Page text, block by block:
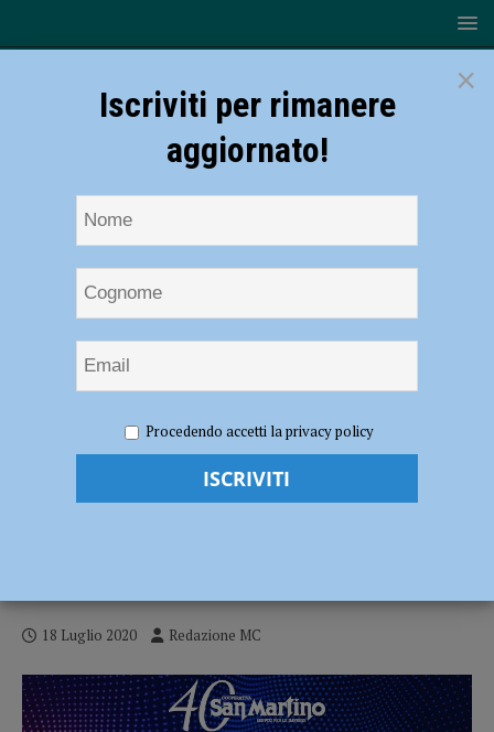
Festival 2020, conferenze, concerti e cammini musicali fino all’8
dicembre
Appennino Festival 2020, conferenze,
18 Luglio 2020 Redazione MC
×
Iscriviti per rimanere
aggiornato!
Procedendo accetti la privacy policy